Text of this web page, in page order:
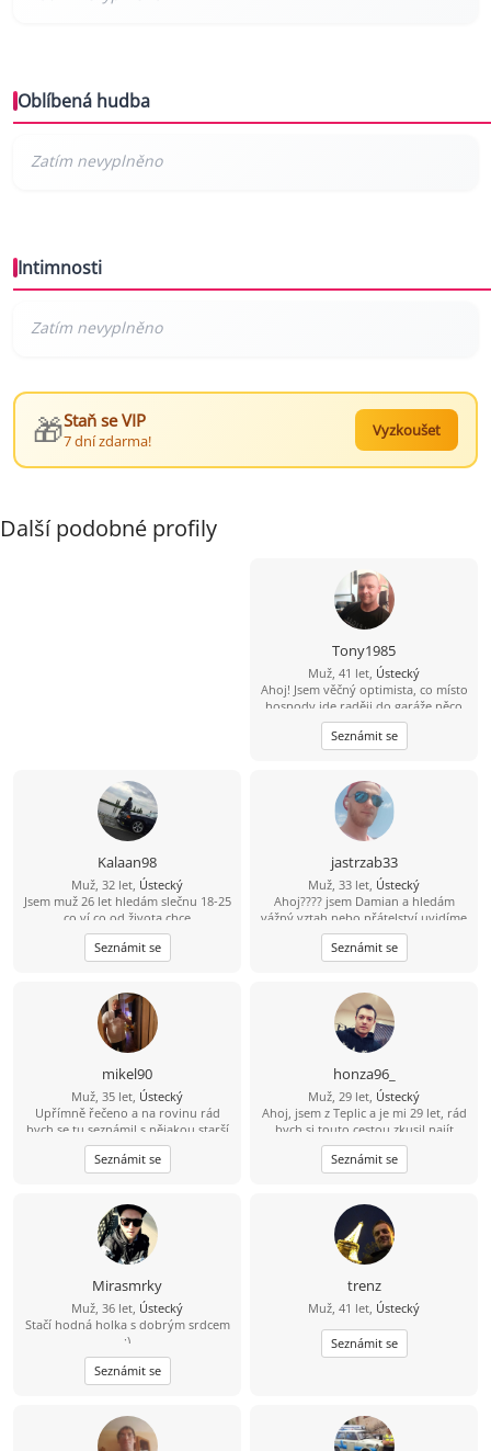
Oblíbená hudba
Intimnosti
🎁Staň se VIP
7 dní zdarma!
Vyzkoušet
Další podobné profily
Tony1985
Muž, 41 let, Ústecký
Ahoj! Jsem věčný optimista, co místo
hospody jde raději do garáže něco
vytvářet. V bytě me moc nenajdeš,
protože trávím čas v přírodě na
houbách, na rybách... Hledám tu
kam nás to zavede ????
Seznámit se
Kalaan98
Muž, 32 let, Ústecký
Jsem muž 26 let hledám slečnu 18-25
co ví co od života chce
Seznámit se
jastrzab33
Muž, 33 let, Ústecký
Ahoj???? jsem Damian a hledám
vážný vztah nebo přátelství uvidíme
k čemu nás to doprovodí ???? jsem
veselý a vtipný týpek ???? občas s
nutkou černého humoru ???? rád
zajímavou ženu ????
Seznámit se
mikel90
Muž, 35 let, Ústecký
Upřímně řečeno a na rovinu rád
bych se tu seznámil s nějakou starší
ženou která by měla zájem o někoho
mladšího například mého věku a
mám i rodinu děti tak by to nevadilo
Seznámit se
honza96_
Muž, 29 let, Ústecký
Ahoj, jsem z Teplic a je mi 29 let, rád
bych si touto cestou zkusil najít
kamarádku na seznámení s vidinou
vážného vztahu po nějakém čase.
Živim se jako technik měření
cestovaní, po ČR i zahraničí, plavání,
auta, IT - stavba počítačů a celkově
nové technologie.
Seznámit se
Mirasmrky
Muž, 36 let, Ústecký
Stačí hodná holka s dobrým srdcem
:)
Seznámit se
trenz
Muž, 41 let, Ústecký
Seznámit se